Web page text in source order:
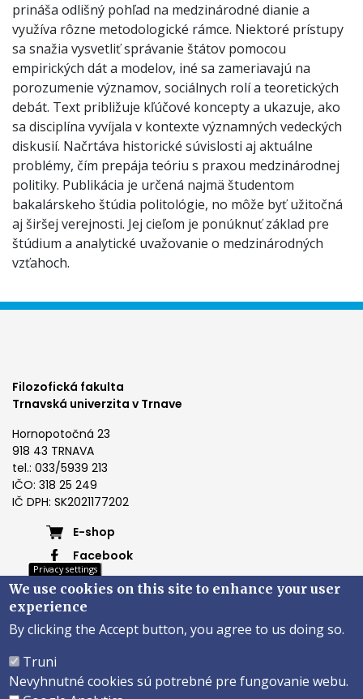
prináša odlišný pohľad na medzinárodné dianie a
využíva rôzne metodologické rámce. Niektoré prístupy
sa snažia vysvetliť správanie štátov pomocou
empirických dát a modelov, iné sa zameriavajú na
porozumenie významov, sociálnych rolí a teoretických
debát. Text približuje kľúčové koncepty a ukazuje, ako
sa disciplína vyvíjala v kontexte významných vedeckých
diskusií. Načrtáva historické súvislosti aj aktuálne
problémy, čím prepája teóriu s praxou medzinárodnej
politiky. Publikácia je určená najmä študentom
bakalárskeho štúdia politológie, no môže byť užitočná
aj širšej verejnosti. Jej cieľom je ponúknuť základ pre
štúdium a analytické uvažovanie o medzinárodných
vzťahoch.
Filozofická fakulta
Trnavská univerzita v Trnave
Hornopotočná 23
918 43 TRNAVA
tel.: 033/5939 213
IČO: 318 25 249
IČ DPH: SK2021177202
Footer
menu
4
E-shop
Facebook
Instagram
Youtube
Päta
Správca obsahu
Privacy settings
We use cookies on this site to enhance your user
experience
By clicking the Accept button, you agree to us doing so.
Truni
Nevyhnutné cookies sú potrebné pre fungovanie webu.